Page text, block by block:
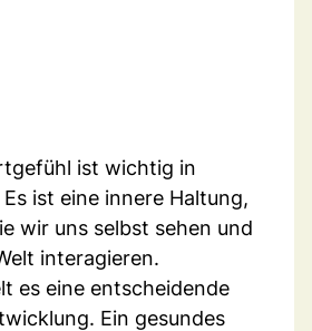
ist wichtig in
ist eine innere Haltung,
wir uns selbst sehen und
interagieren.
es eine entscheidende
Ein gesundes